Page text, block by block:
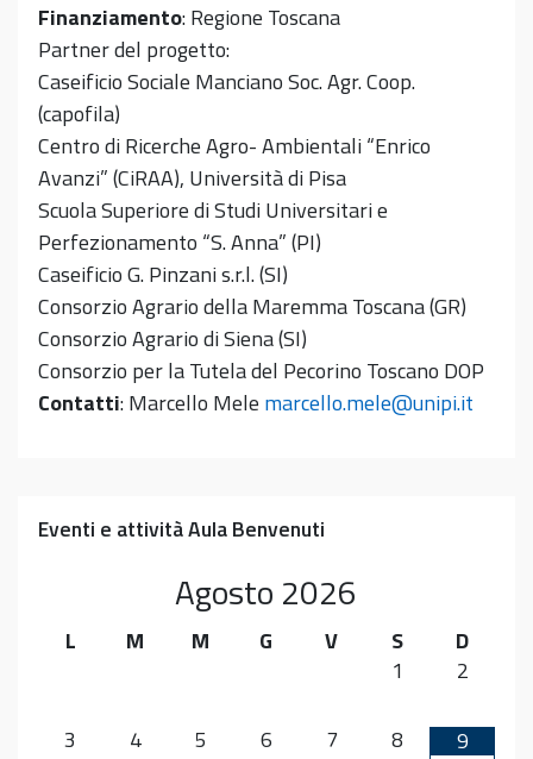
Finanziamento: Regione Toscana
Partner del progetto:
Caseificio Sociale Manciano Soc. Agr. Coop.
(capofila)
Centro di Ricerche Agro- Ambientali “Enrico
Avanzi” (CiRAA), Università di Pisa
Scuola Superiore di Studi Universitari e
Perfezionamento “S. Anna” (PI)
Caseificio G. Pinzani s.r.l. (SI)
Consorzio Agrario della Maremma Toscana (GR)
Consorzio Agrario di Siena (SI)
Consorzio per la Tutela del Pecorino Toscano DOP
Contatti: Marcello Mele marcello.mele@unipi.it
Eventi e attività Aula Benvenuti
Agosto 2026
L M M G V S
D
1
2
3 4 5 6 7 8 9